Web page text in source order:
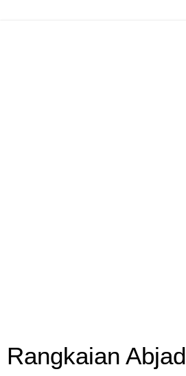
Rangkaian Abjad